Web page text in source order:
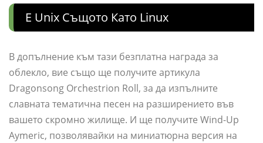
Е Unix Същото Като Linux
В допълнение към тази безплатна награда за
облекло, вие също ще получите артикула
Dragonsong Orchestrion Roll, за да изпълните
славната тематична песен на разширението във
вашето скромно жилище. И ще получите Wind-Up
Aymeric, позволявайки на миниатюрна версия на